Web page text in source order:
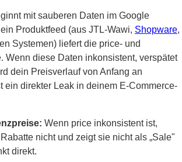
mit sauberen Daten im Google
Produktfeed (aus JTL-Wawi, Shopware,
Systemen) liefert die price- und
Wenn diese Daten inkonsistent, verspätet
dein Preisverlauf von Anfang an
ein direkter Leak in deinem E-Commerce-
Wenn price inkonsistent ist,
nicht und zeigt sie nicht als „Sale"
direkt.